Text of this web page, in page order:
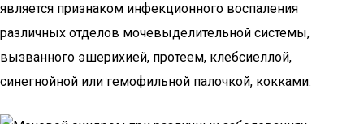
является признаком инфекционного воспаления
различных отделов мочевыделительной системы,
вызванного эшерихией, протеем, клебсиеллой,
синегнойной или гемофильной палочкой, кокками.